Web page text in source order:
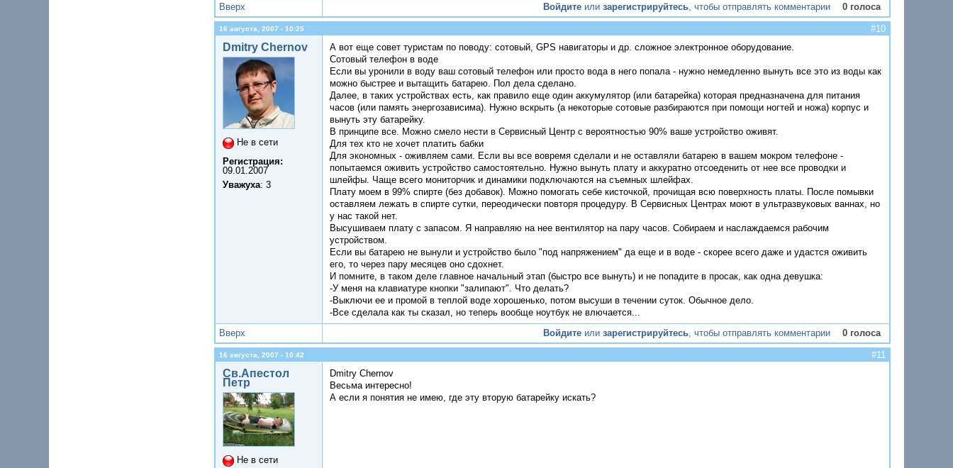
Вверх Войдите илизарегистрируйтесь , чтобы отправлять комментарии 0 голоса
16 августа, 2007 - 10:25 #10
Dmitry Chernov
Не в сети
Регистрация:
09.01.2007
Уважуха: 3
А вот еще совет туристам по поводу: сотовый, GPS навигаторы и др. сложное электронное оборудование.
Сотовый телефон в воде
Если вы уронили в воду ваш сотовый телефон или просто вода в него попала - нужно немедленно вынуть все это из воды как
можно быстрее и вытащить батарею. Пол дела сделано.
Далее, в таких устройствах есть, как правило еще один аккумулятор (или батарейка) которая предназначена для питания
часов (или память энергозависима). Нужно вскрыть (а некоторые сотовые разбираются при помощи ногтей и ножа) корпус и
вынуть эту батарейку.
В принципе все. Можно смело нести в Сервисный Центр с вероятностью 90% ваше устройство оживят.
Для тех кто не хочет платить бабки
Для экономных - оживляем сами. Если вы все вовремя сделали и не оставляли батарею в вашем мокром телефоне -
попытаемся оживить устройство самостоятельно. Нужно вынуть плату и аккуратно отсоеденить от нее все проводки и
шлейфы. Чаще всего мониторчик и динамики подключаются на съемных шлейфах.
Плату моем в 99% спирте (без добавок). Можно помогать себе кисточкой, прочищая всю поверхность платы. После помывки
оставляем лежать в спирте сутки, переодически повторя процедуру. В Сервисных Центрах моют в ультразвуковых ваннах, но
у нас такой нет.
Высушиваем плату с запасом. Я направляю на нее вентилятор на пару часов. Собираем и наслаждаемся рабочим
устройством.
Если вы батарею не вынули и устройство было "под напряжением" да еще и в воде - скорее всего даже и удастся оживить
его, то через пару месяцев оно сдохнет.
И помните, в таком деле главное начальный этап (быстро все вынуть) и не попадите в просак, как одна девушка:
-У меня на клавиатуре кнопки "залипают". Что делать?
-Выключи ее и промой в теплой воде хорошенько, потом высуши в течении суток. Обычное дело.
-Все сделала как ты сказал, но теперь вообще ноутбук не влючается...
Вверх
Войдите илизарегистрируйтесь , чтобы отправлять комментарии 0 голоса
16 августа, 2007 - 10:42 #11
Св.Апестол
Петр
Не в сети
Dmitry Chernov
Весьма интересно!
А если я понятия не имею, где эту вторую батарейку искать?